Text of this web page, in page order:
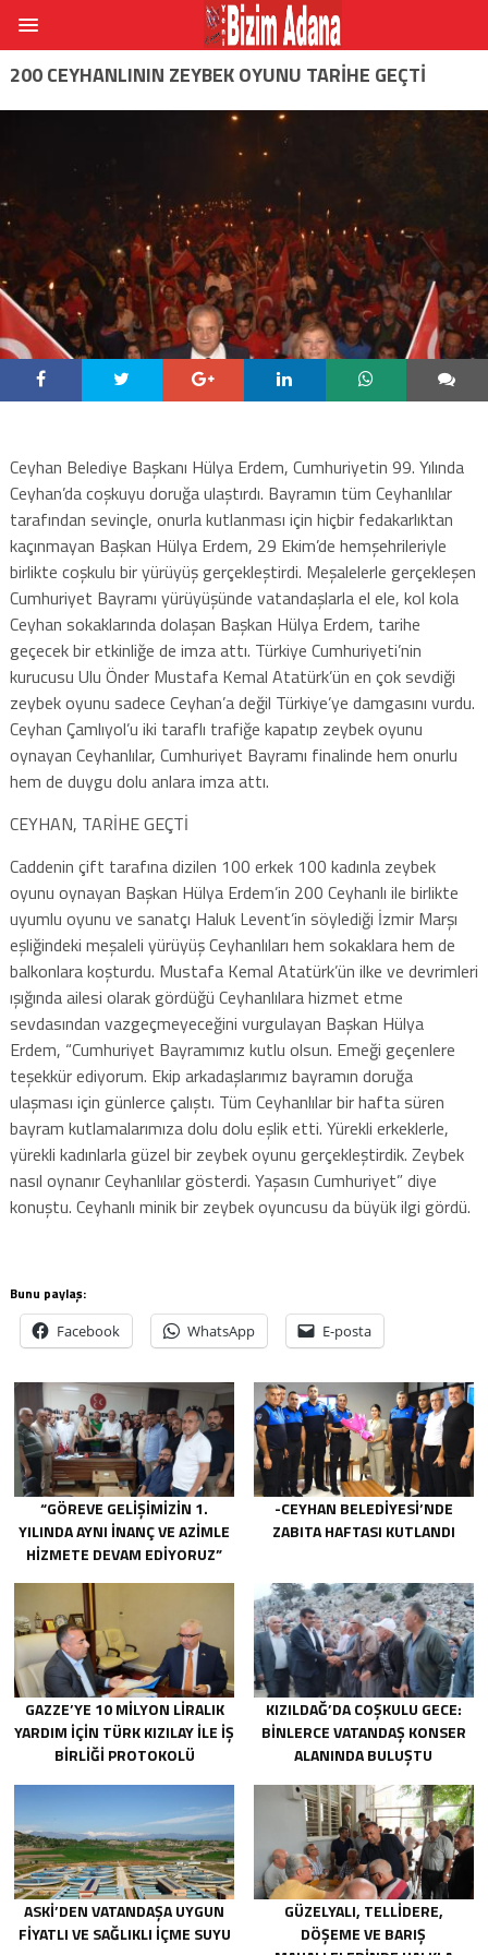
200 CEYHANLININ ZEYBEK OYUNU TARIHE GEÇTI
Ceyhan Belediye Başkanı Hülya Erdem, Cumhuriyetin 99. Yılında
Ceyhan’da coşkuyu doruğa ulaştırdı. Bayramın tüm Ceyhanlılar
tarafından sevinçle, onurla kutlanması için hiçbir fedakarlıktan
kaçınmayan Başkan Hülya Erdem, 29 Ekim’de hemşehrileriyle
birlikte coşkulu bir yürüyüş gerçekleştirdi. Meşalelerle gerçekleşen
Cumhuriyet Bayramı yürüyüşünde vatandaşlarla el ele, kol kola
Ceyhan sokaklarında dolaşan Başkan Hülya Erdem, tarihe
geçecek bir etkinliğe de imza attı. Türkiye Cumhuriyeti’nin
kurucusu Ulu Önder Mustafa Kemal Atatürk’ün en çok sevdiği
zeybek oyunu sadece Ceyhan’a değil Türkiye’ye damgasını vurdu.
Ceyhan Çamlıyol’u iki taraflı trafiğe kapatıp zeybek oyunu
oynayan Ceyhanlılar, Cumhuriyet Bayramı finalinde hem onurlu
hem de duygu dolu anlara imza attı.
CEYHAN, TARİHE GEÇTİ
Caddenin çift tarafına dizilen 100 erkek 100 kadınla zeybek
oyunu oynayan Başkan Hülya Erdem’in 200 Ceyhanlı ile birlikte
uyumlu oyunu ve sanatçı Haluk Levent’in söylediği İzmir Marşı
eşliğindeki meşaleli yürüyüş Ceyhanlıları hem sokaklara hem de
balkonlara koşturdu. Mustafa Kemal Atatürk’ün ilke ve devrimleri
ışığında ailesi olarak gördüğü Ceyhanlılara hizmet etme
sevdasından vazgeçmeyeceğini vurgulayan Başkan Hülya
Erdem, “Cumhuriyet Bayramımız kutlu olsun. Emeği geçenlere
teşekkür ediyorum. Ekip arkadaşlarımız bayramın doruğa
ulaşması için günlerce çalıştı. Tüm Ceyhanlılar bir hafta süren
bayram kutlamalarımıza dolu dolu eşlik etti. Yürekli erkeklerle,
yürekli kadınlarla güzel bir zeybek oyunu gerçekleştirdik. Zeybek
nasıl oynanır Ceyhanlılar gösterdi. Yaşasın Cumhuriyet” diye
konuştu. Ceyhanlı minik bir zeybek oyuncusu da büyük ilgi gördü.
Bunu paylaş:
Facebook WhatsApp E-posta
“GÖREVE GELIŞIMIZIN 1.
YILINDA AYNI INANÇ VE AZIMLE
HIZMETE DEVAM EDIYORUZ”
-CEYHAN BELEDIYESI’NDE
ZABITA HAFTASI KUTLANDI
GAZZE’YE 10 MILYON LIRALIK
YARDIM IÇIN TÜRK KIZILAY ILE IŞ
BIRLIĞI PROTOKOLÜ
KIZILDAĞ’DA COŞKULU GECE:
BINLERCE VATANDAŞ KONSER
ALANINDA BULUŞTU
ASKİ’DEN VATANDAŞA UYGUN
FIYATLI VE SAĞLIKLI IÇME SUYU
GÜZELYALI, TELLIDERE,
DÖŞEME VE BARIŞ